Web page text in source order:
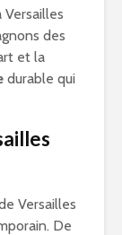
Versailles
des
et la
durable qui
Versailles
De